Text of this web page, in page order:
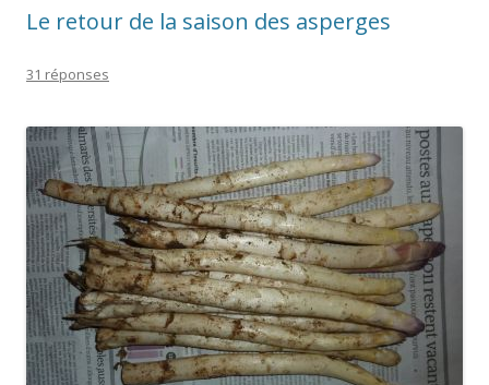
Le retour de la saison des asperges
31 réponses